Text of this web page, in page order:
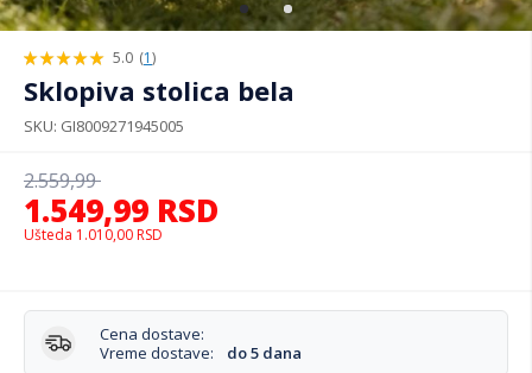
5.0 (1)
Sklopiva stolica bela
SKU GI8009271945005
1.549,99 RSD
2.559,99
Ušteda 1.010,00 RSD
Cena dostave:
Vreme dostave:
do 5 dana